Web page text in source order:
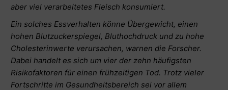
aber viel verarbeitetes Fleisch konsumiert.
Ein solches Essverhalten könne Übergewicht, einen
hohen Blutzuckerspiegel, Bluthochdruck und zu hohe
Cholesterinwerte verursachen, warnen die Forscher.
Dabei handelt es sich um vier der zehn häufigsten
Risikofaktoren für einen frühzeitigen Tod. Trotz vieler
Fortschritte im Gesundheitsbereich sei vor allem